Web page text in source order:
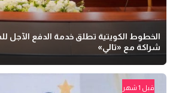
الخطوط الكويتية تطلق خدمة الدفع الآجل
شراكة مع «تالي»
قبل 1 شهر